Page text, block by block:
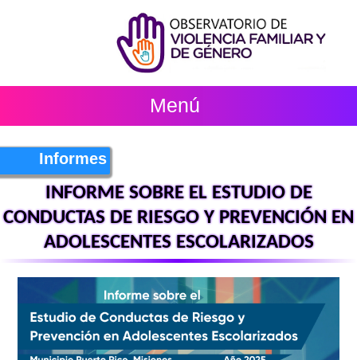
Menú
Informes
INFORME SOBRE EL ESTUDIO DE
CONDUCTAS DE RIESGO Y PREVENCIÓN EN
ADOLESCENTES ESCOLARIZADOS